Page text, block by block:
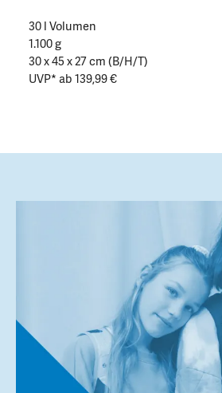
30 l Volumen
1.100 g
30 x 45 x 27 cm (B/H/T)
UVP* ab 139,99 €